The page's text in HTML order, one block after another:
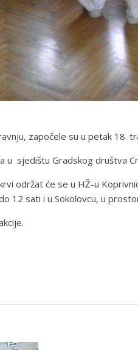
započele su u petak
u sjedištu Gradskog društva
održat će se u HŽ-u
12 sati i u Sokolovcu, u